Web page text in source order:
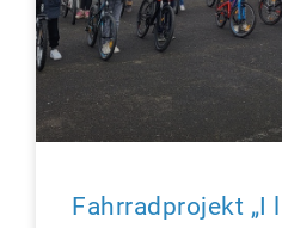
Fahrradprojekt „I